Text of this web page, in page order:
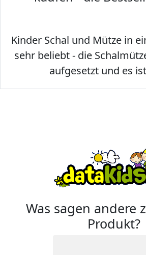
Kinder Schal und Mütze in
sehr beliebt - die
aufgesetzt und es
Was sagen andere
Produkt?